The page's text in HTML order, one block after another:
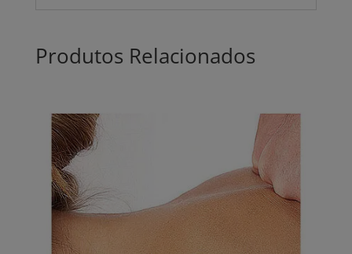
Produtos Relacionados